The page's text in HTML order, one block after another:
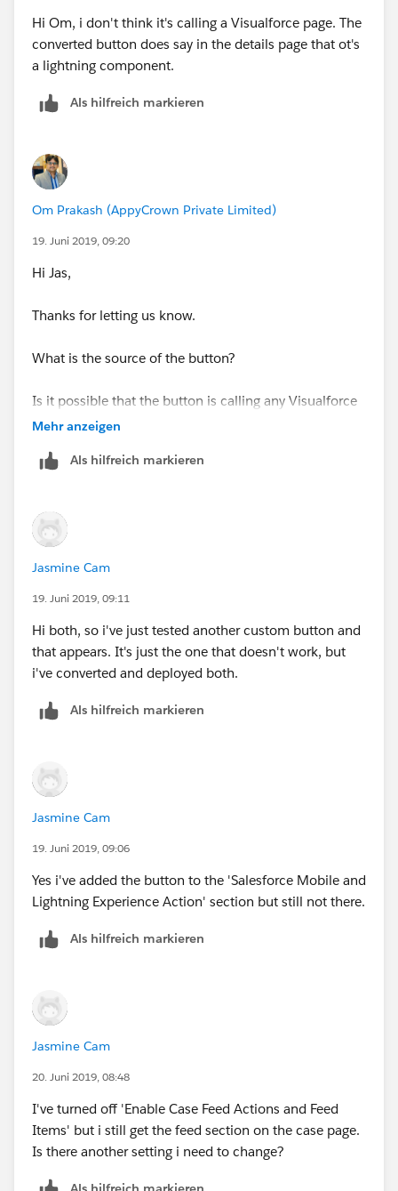
Hi Om, i don't think it's calling a Visualforce page. The
converted button does say in the details page that ot's
a lightning component.
Als hilfreich markieren
Om Prakash (AppyCrown Private Limited)
19. Juni 2019, 09:20
Hi Jas,
Thanks for letting us know.
What is the source of the button?
Is it possible that the button is calling any Visualforce
page, and for that Visualforce page "Available for
Mehr anzeigen
Als hilfreich markieren
Jasmine Cam
19. Juni 2019, 09:11
Hi both, so i've just tested another custom button and
that appears. It's just the one that doesn't work, but
i've converted and deployed both.
Als hilfreich markieren
Jasmine Cam
19. Juni 2019, 09:06
Yes i've added the button to the 'Salesforce Mobile and
Lightning Experience Action' section but still not there.
Als hilfreich markieren
Jasmine Cam
20. Juni 2019, 08:48
I've turned off 'Enable Case Feed Actions and Feed
Items' but i still get the feed section on the case page.
Is there another setting i need to change?